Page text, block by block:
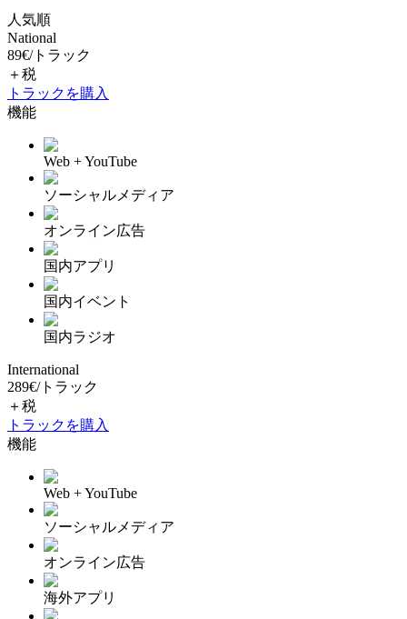
人気順
National
89€/トラック
＋税
トラックを購入
機能
Web + YouTube
ソーシャルメディア
オンライン広告
国内アプリ
国内イベント
国内ラジオ
International
289€/トラック
＋税
トラックを購入
機能
Web + YouTube
ソーシャルメディア
オンライン広告
海外アプリ